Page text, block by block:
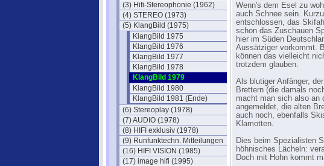
(3) Hifi-Stereophonie (1962)
(4) STEREO (1973)
(5) KlangBild (1975)
KlangBild 1975
KlangBild 1976
KlangBild 1977
KlangBild 1978
KlangBild 1979
KlangBild 1980
KlangBild 1981 (Ende)
(6) Stereoplay (1978)
(7) AUDIO (1978)
(8) HIFI exklusiv (1978)
(9) Runfunktechn. Mitteilungen
(16) HIFI VISION (1985)
(17) image hifi (1995)
Wenn's dem Esel zu
auch Schnee sein.
entschlossen, das
schon das Zuschauen
hier im Süden
Aussätziger vorkommt.
können das vielleicht
trotzdem glauben.
Als blutiger Anfänger,
Brettern (die damals
macht man sich also an
angemeldet, die alten
auch noch, ebenfalls
Klamotten.
Dies beim Spezialisten
höhnisches Lächeln:
Doch mit Hohn kommt